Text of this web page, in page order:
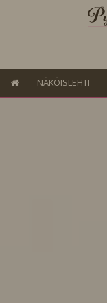
NÄKÖISLEHTI